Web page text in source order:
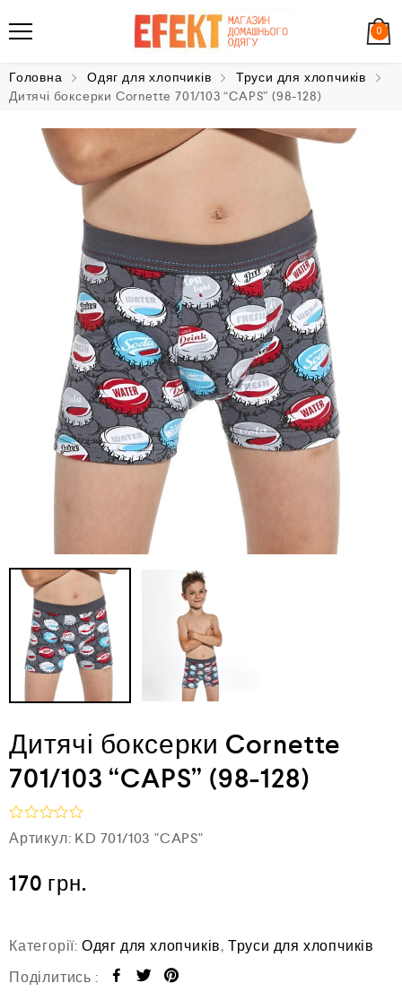
0
Головна Одяг для хлопчиків
Труси для хлопчиків
Дитячі боксерки Cornette 701/103 “CAPS” (98-128)
Дитячі боксерки Cornette
701/103 “CAPS” (98-128)
О
ц
н
е
0
з
5
Артикул: KD 701/103 "CAPS"
170 грн.
Категорії: Одяг для хлопчиків, Труси для хлопчиків
Поділитись :